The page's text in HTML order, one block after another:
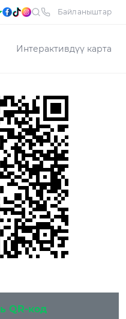
Байланыштар
Интерактивдүү карта
QR-код